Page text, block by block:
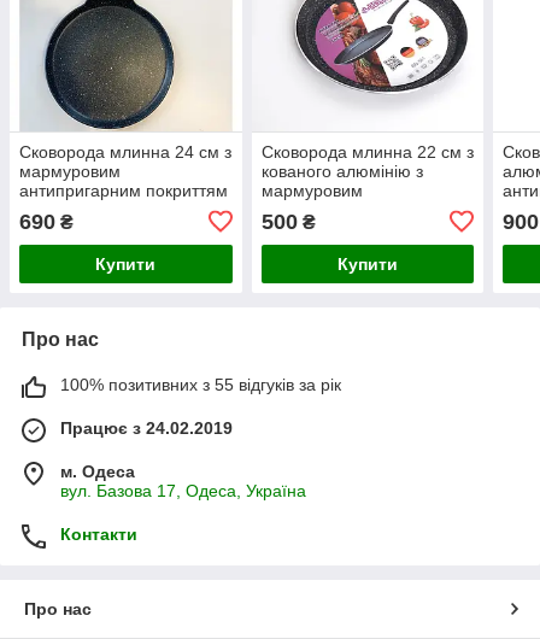
Сковорода млинна 24 см з
мармуровим
антипригарним покриттям
690 ₴
Купити
Сковорода млинна 22 см з
кованого алюмінію з
мармуровим
антипригарним покриттям
Benson бакелітова ручка
500₴
Купити
900
Про нас
100% позитивних з 55 відгуків за рік
Працює з 24.02.2019
м. Одеса
вул. Базова 17, Одеса, Україна
Контакти
Про нас